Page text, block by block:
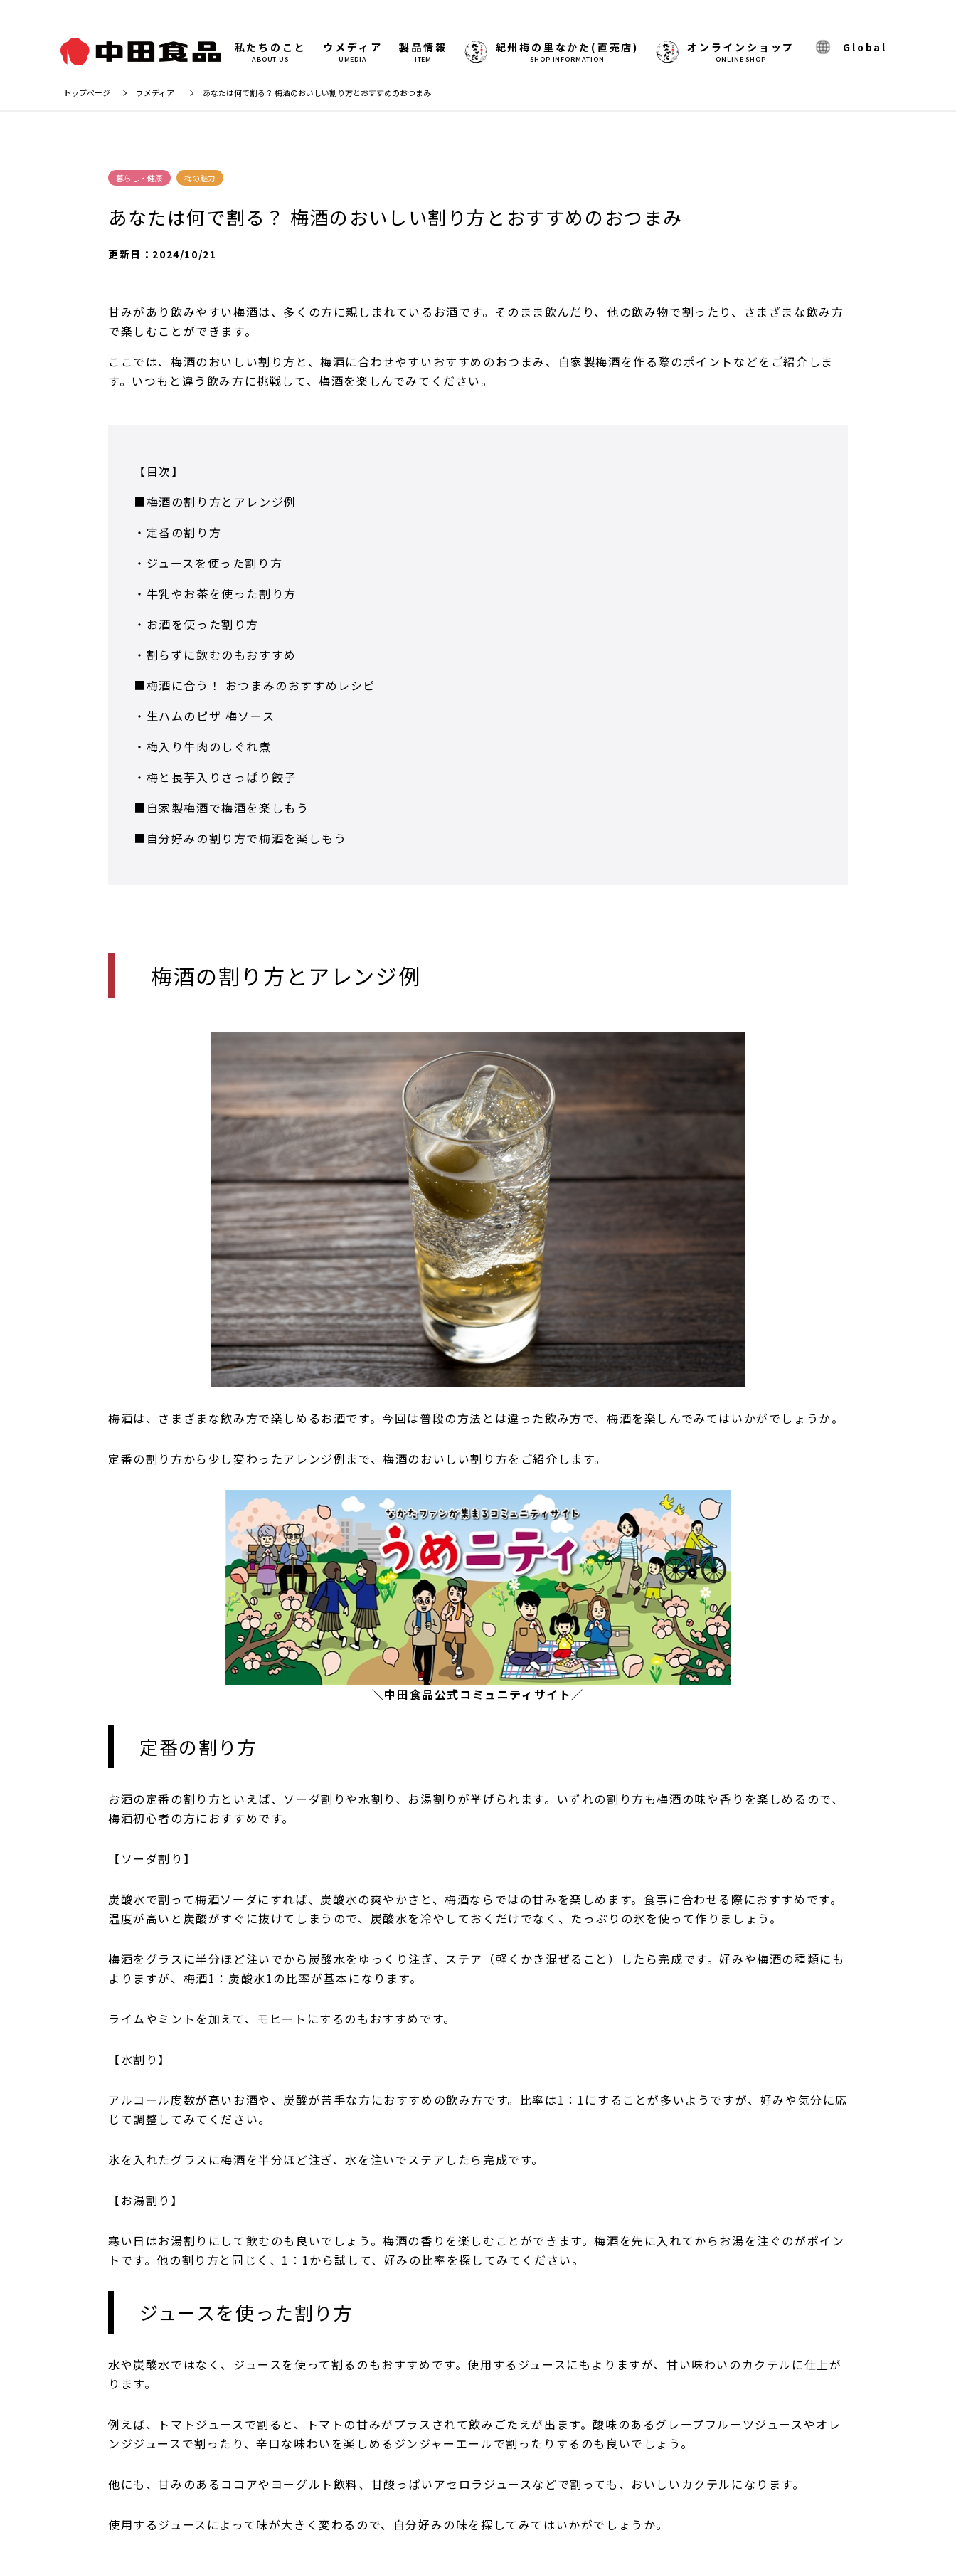
私たちのこと
ABOUT US
ウメディア
UMEDIA
製品情報
ITEM
紀州梅の里なかた(直売店)
SHOP INFORMATION
オンラインショップ
ONLINE SHOP
Global
トップページ ウメディア あなたは何で割る？ 梅酒のおいしい割り方とおすすめのおつまみ
暮らし・健康 梅の魅力
あなたは何で割る？ 梅酒のおいしい割り方とおすすめのおつまみ
更新日： 2024/10/21
甘みがあり飲みやすい梅酒は、多くの方に親しまれているお酒です。そのまま飲んだり、他の飲み物で割ったり、さまざまな飲み方
で楽しむことができます。
ここでは、梅酒のおいしい割り方と、梅酒に合わせやすいおすすめのおつまみ、自家製梅酒を作る際のポイントなどをご紹介しま
す。いつもと違う飲み方に挑戦して、梅酒を楽しんでみてください。
【目次】
■梅酒の割り方とアレンジ例
・定番の割り方
・ジュースを使った割り方
・牛乳やお茶を使った割り方
・お酒を使った割り方
・割らずに飲むのもおすすめ
■梅酒に合う！ おつまみのおすすめレシピ
・生ハムのピザ 梅ソース
・梅入り牛肉のしぐれ煮
・梅と長芋入りさっぱり餃子
■自家製梅酒で梅酒を楽しもう
■自分好みの割り方で梅酒を楽しもう
梅酒の割り方とアレンジ例
梅酒は、さまざまな飲み方で楽しめるお酒です。今回は普段の方法とは違った飲み方で、梅酒を楽しんでみてはいかがでしょうか。
定番の割り方から少し変わったアレンジ例まで、梅酒のおいしい割り方をご紹介します。
＼中田食品公式コミュニティサイト／
定番の割り方
お酒の定番の割り方といえば、ソーダ割りや水割り、お湯割りが挙げられます。いずれの割り方も梅酒の味や香りを楽しめるので、
梅酒初心者の方におすすめです。
【ソーダ割り】
炭酸水で割って梅酒ソーダにすれば、炭酸水の爽やかさと、梅酒ならではの甘みを楽しめます。食事に合わせる際におすすめです。
温度が高いと炭酸がすぐに抜けてしまうので、炭酸水を冷やしておくだけでなく、たっぷりの氷を使って作りましょう。
梅酒をグラスに半分ほど注いでから炭酸水をゆっくり注ぎ、ステア（軽くかき混ぜること）したら完成です。好みや梅酒の種類にも
よりますが、梅酒1：炭酸水1の比率が基本になります。
ライムやミントを加えて、モヒートにするのもおすすめです。
【水割り】
アルコール度数が高いお酒や、炭酸が苦手な方におすすめの飲み方です。比率は1：1にすることが多いようですが、好みや気分に応
じて調整してみてください。
氷を入れたグラスに梅酒を半分ほど注ぎ、水を注いでステアしたら完成です。
【お湯割り】
寒い日はお湯割りにして飲むのも良いでしょう。梅酒の香りを楽しむことができます。梅酒を先に入れてからお湯を注ぐのがポイン
トです。他の割り方と同じく、1：1から試して、好みの比率を探してみてください。
ジュースを使った割り方
水や炭酸水ではなく、ジュースを使って割るのもおすすめです。使用するジュースにもよりますが、甘い味わいのカクテルに仕上が
ります。
例えば、トマトジュースで割ると、トマトの甘みがプラスされて飲みごたえが出ます。酸味のあるグレープフルーツジュースやオレ
ンジジュースで割ったり、辛口な味わいを楽しめるジンジャーエールで割ったりするのも良いでしょう。
他にも、甘みのあるココアやヨーグルト飲料、甘酸っぱいアセロラジュースなどで割っても、おいしいカクテルになります。
使用するジュースによって味が大きく変わるので、自分好みの味を探してみてはいかがでしょうか。